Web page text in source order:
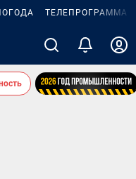
ТЕЛЕПРОГРАММА